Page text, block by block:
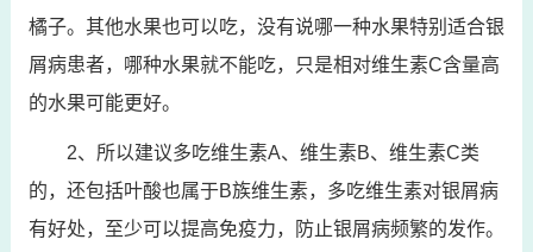
橘子。其他水果也可以吃，没有说哪一种水果特别适合银
屑病患者，哪种水果就不能吃，只是相对维生素C含量高
的水果可能更好。
2、所以建议多吃维生素A、维生素B、维生素C类
的，还包括叶酸也属于B族维生素，多吃维生素对银屑病
有好处，至少可以提高免疫力，防止银屑病频繁的发作。